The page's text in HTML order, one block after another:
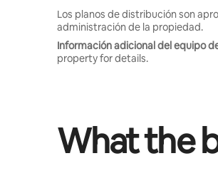
Los planos de distribución son
administración de la propiedad.
Información adicional del equipo
property for details.
What the